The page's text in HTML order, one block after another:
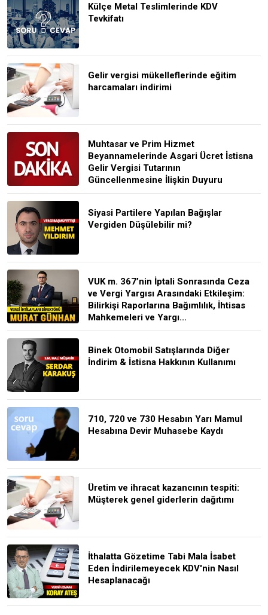
Külçe Metal Teslimlerinde KDV
Tevkifatı
Gelir vergisi mükelleflerinde eğitim
harcamaları indirimi
Muhtasar ve Prim Hizmet
Beyannamelerinde Asgari Ücret İstisna
Gelir Vergisi Tutarının
Güncellenmesine İlişkin Duyuru
Siyasi Partilere Yapılan Bağışlar
Vergiden Düşülebilir mi?
VUK m. 367’nin İptali Sonrasında Ceza
ve Vergi Yargısı Arasındaki Etkileşim:
Bilirkişi Raporlarına Bağımlılık, İhtisas
Mahkemeleri ve Yargı...
Binek Otomobil Satışlarında Diğer
İndirim & İstisna Hakkının Kullanımı
710, 720 ve 730 Hesabın Yarı Mamul
Hesabına Devir Muhasebe Kaydı
Üretim ve ihracat kazancının tespiti:
Müşterek genel giderlerin dağıtımı
İthalatta Gözetime Tabi Mala İsabet
Eden İndirilemeyecek KDV'nin Nasıl
Hesaplanacağı